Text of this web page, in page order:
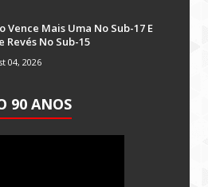
Vence Mais Uma No Sub-17 E
Revés No Sub-15
04, 2026
90 ANOS